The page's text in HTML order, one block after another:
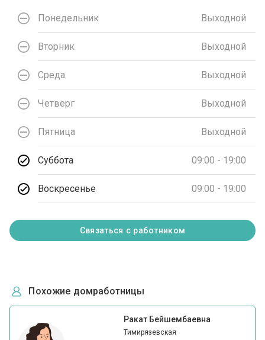
Понедельник Выходной
Вторник Выходной
Среда Выходной
Четверг Выходной
Пятница Выходной
Суббота 09:00 - 19:00
Воскресенье 09:00 - 19:00
Связаться с работником
Похожие домработницы
Ракат Бейшембаевна
Тимирязевская